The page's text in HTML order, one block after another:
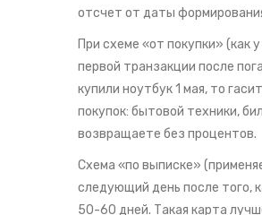
отсчет от даты
При схеме «от покупки» (как у
первой транзакции после
купили ноутбук 1 мая, то
покупок: бытовой техники,
возвращаете без процентов.
Схема «по выписке»
следующий день после того,
50-60 дней. Такая карта